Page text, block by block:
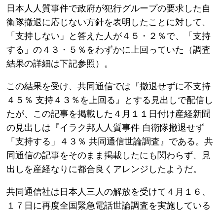
日本人人質事件で政府が犯行グループの要求した自
衛隊撤退に応じない方針を表明したことに対して、
「支持しない」と答えた人が４５・２％で、「支持
する」の４３・５％をわずかに上回っていた（調査
結果の詳細は下記参照）。
この結果を受け、共同通信では『撤退せずに不支持
４５％ 支持４３％を上回る』とする見出しで配信し
たが、この記事を掲載した４月１１日付け産経新聞
の見出しは『イラク邦人人質事件 自衛隊撤退せず
「支持する」４３％ 共同通信世論調査』である。共
同通信の記事をそのまま掲載したにも関わらず、見
出しを産経なりに都合良くアレンジしたようだ。
共同通信社は日本人三人の解放を受けて４月１６、
１７日に再度全国緊急電話世論調査を実施している